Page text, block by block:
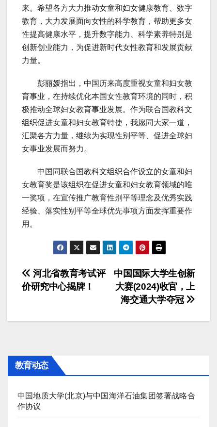
来。希望各方大力推动女童和妇女健康教育、数字
教育，大力发展面向女性的科学教育，帮助更多女
性提高健康水平，提升数字能力、科学素养特别是
创新创业能力，为促进新时代女性教育和发展贡献
力量。
彭丽媛指出，中国历来高度重视女童和妇女教
育事业，在持续优化本国女性教育环境的同时，积
极推动全球妇女教育事业发展。作为联合国教科文
组织促进女童和妇女教育特使，我愿同大家一道，
汇聚各方力量，继续为实现性别平等、促进全球妇
女事业发展而努力。
中国同联合国教科文组织合作设立的女童和妇
女教育奖是该组织在促进女童和妇女教育领域的唯
一奖项，在宣传推广教育性别平等理念及优秀实践
经验、落实性别平等全球优先事项方面发挥重要作
用。
文
章
导
中国国际大学生创新
大赛(2024)收官，上
海交通大学夺冠
河北省教育考试评
价研究中心揭牌！
教育动态
中国地质大学(北京)与中国海洋石油集团签署战略合
作协议